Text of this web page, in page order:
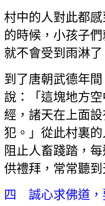
村中的人對此都
的時候，小孩子
就不會受到雨淋了
到了唐朝武德年
說：「這塊地方
經，諸天在上面
犯。」從此村裏
阻止人畜踐踏，
供禮拜，常常聽到
四 誠心求佛道，